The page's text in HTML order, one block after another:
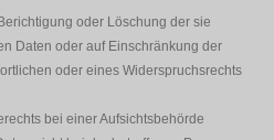
oder Löschung der sie
Daten oder auf Einschränkung der
oder eines Widerspruchsrechts
bei einer Aufsichtsbehörde